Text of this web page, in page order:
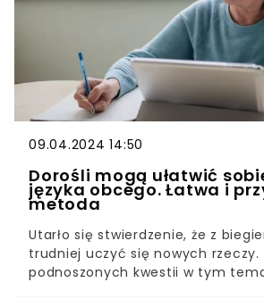
09.04.2024 14:50
Dorośli mogą ułatwić
języka obcego. Łatwa i
metoda
Utarło się stwierdzenie, że z
trudniej uczyć się nowych rzeczy.
podnoszonych kwestii w tym